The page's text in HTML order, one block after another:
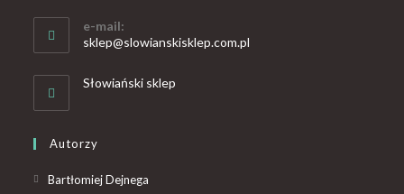
e-mail:
sklep@slowianskisklep.com.pl
Słowiański sklep
Autorzy
Bartłomiej Dejnega